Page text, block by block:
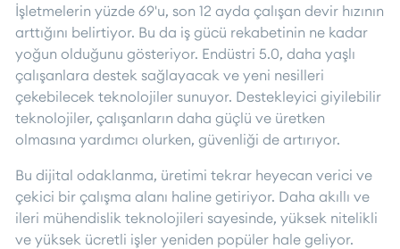
İşletmelerin yüzde 69'u, son 12 ayda çalışan devir hızının
arttığını belirtiyor. Bu da iş gücü rekabetinin ne kadar
yoğun olduğunu gösteriyor. Endüstri 5.0, daha yaşlı
çalışanlara destek sağlayacak ve yeni nesilleri
çekebilecek teknolojiler sunuyor. Destekleyici giyilebilir
teknolojiler, çalışanların daha güçlü ve üretken
olmasına yardımcı olurken, güvenliği de artırıyor.
Bu dijital odaklanma, üretimi tekrar heyecan verici ve
çekici bir çalışma alanı haline getiriyor. Daha akıllı ve
ileri mühendislik teknolojileri sayesinde, yüksek nitelikli
ve yüksek ücretli işler yeniden popüler hale geliyor.